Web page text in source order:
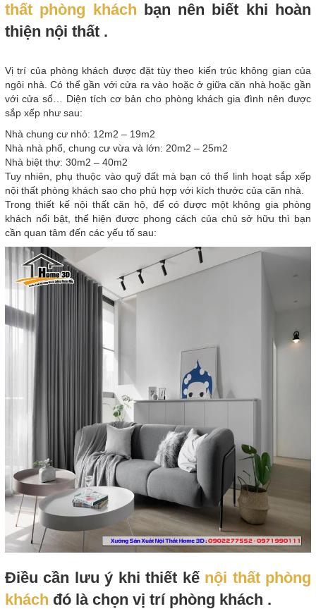
thất phòng khách bạn nên biết khi hoàn
thiện nội thất .
Vị trí của phòng khách được đặt tùy theo kiến trúc không gian của
ngôi nhà. Có thể gần với cửa ra vào hoặc ở giữa căn nhà hoặc gần
với cửa sổ… Diện tích cơ bản cho phòng khách gia đình nên được
sắp xếp như sau:
Nhà chung cư nhỏ: 12m2 – 19m2
Nhà nhà phố, chung cư vừa và lớn: 20m2 – 25m2
Nhà biệt thự: 30m2 – 40m2
Tuy nhiên, phụ thuộc vào quỹ đất mà bạn có thể linh hoạt sắp xếp
nội thất phòng khách sao cho phù hợp với kích thước của căn nhà.
Trong thiết kế nội thất căn hộ, để có được một không gia phòng
khách nổi bật, thể hiện được phong cách của chủ sở hữu thì bạn
cần quan tâm đến các yếu tố sau:
Điều cần lưu ý khi thiết kế nội thất phòng
khách đó là chọn vị trí phòng khách .